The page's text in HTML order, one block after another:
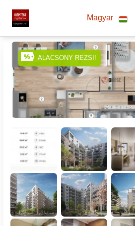
Magyar
ALACSONY REZSI!